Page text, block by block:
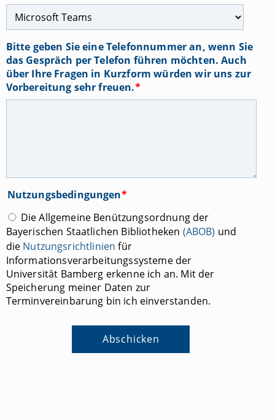
Bitte geben Sie eine Telefonnummer an, wenn Sie
das Gespräch per Telefon führen möchten. Auch
über Ihre Fragen in Kurzform würden wir uns zur
Vorbereitung sehr freuen.*
Nutzungsbedingungen*
Die Allgemeine Benützungsordnung der
Bayerischen Staatlichen Bibliotheken (ABOB) und
die Nutzungsrichtlinien für
Informationsverarbeitungssysteme der
Universität Bamberg erkenne ich an. Mit der
Speicherung meiner Daten zur
Terminvereinbarung bin ich einverstanden.